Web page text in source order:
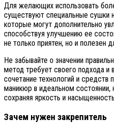
Для желающих использовать
существуют специальные сушки
которые могут дополнительно
способствуя улучшению ее
не только приятен, но и полезен
Не забывайте о значении
метод требует своего подхода и
сочетание технологий и средств
маникюр в идеальном состоянии,
сохраняя яркость и
Зачем нужен закрепитель